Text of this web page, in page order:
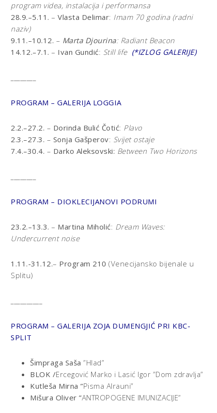
program videa, instalacija i performansa
28.9.–5.11. –Vlasta Delimar: Imam 70 godina (radni
naziv)
9.11.–10.12. – Marta Djourina: Radiant Beacon
14.12.–7.1. – Ivan Gundić: Still life (*IZLOG GALERIJE)
PROGRAM – GALERIJA LOGGIA
2.2.–27.2. – Dorinda Bulić Čotić: Plavo
2.3.–27.3. – Sonja Gašperov: Svijet ostaje
7.4.–30.4. – Darko Aleksovski: Between Two Horizons
PROGRAM – DIOKLECIJANOVI PODRUMI
23.2.–13.3. – Martina Miholić: Dream Waves:
Undercurrent noise
1.11.-31.12.– Program 210 (Venecijansko bijenale u
Splitu)
PROGRAM – GALERIJA ZOJA DUMENGJIĆ PRI KBC-
SPLIT
Šimpraga Saša ”Hlad”
BLOK /Ercegović Marko i Lasić Igor ”Dom zdravlja”
Kutleša Mirna ”Pisma Alrauni”
Mišura Oliver ”ANTROPOGENE IMUNIZACIJE”